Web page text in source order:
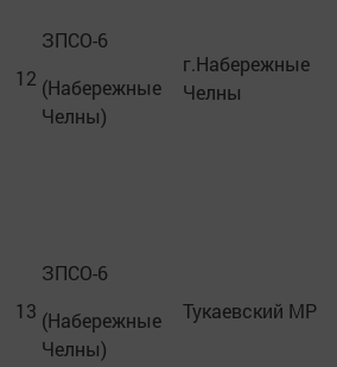
12
ЗПСО-6
(Набережные
Челны)
г.Набережные
Челны
13
ЗПСО-6
(Набережные
Челны)
Тукаевский МР